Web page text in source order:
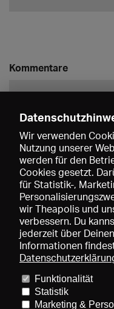
Kommentare
Preise und
Mediadaten
Über uns
Wir verwenden
Nutzung unserer
werden für den
Cookies gesetzt.
für Statistik-,
wir Theapolis und
verbessern. Du
jederzeit über
Informationen
Funktionalität
Statistik
Marketing &